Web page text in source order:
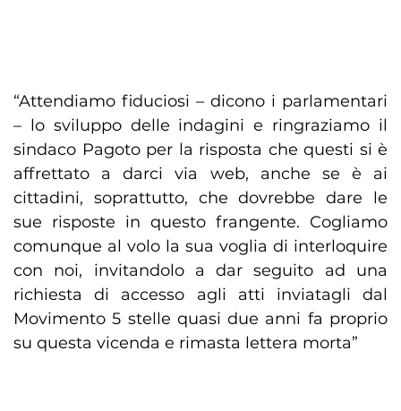
“Attendiamo fiduciosi – dicono i parlamentari
– lo sviluppo delle indagini e ringraziamo il
sindaco Pagoto per la risposta che questi si è
affrettato a darci via web, anche se è ai
cittadini, soprattutto, che dovrebbe dare le
sue risposte in questo frangente. Cogliamo
comunque al volo la sua voglia di interloquire
con noi, invitandolo a dar seguito ad una
richiesta di accesso agli atti inviatagli dal
Movimento 5 stelle quasi due anni fa proprio
su questa vicenda e rimasta lettera morta”